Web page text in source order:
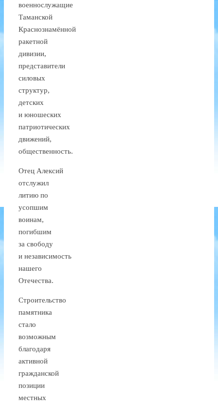
военнослужащие
Таманской
Краснознамённой
ракетной
дивизии,
представители
силовых
структур,
детских
и юношеских
патриотических
движений,
общественность.
Отец Алексий
отслужил
литию по
усопшим
воинам,
погибшим
за свободу
и независимость
нашего
Отечества.
Строительство
памятника
стало
возможным
благодаря
активной
гражданской
позиции
местных